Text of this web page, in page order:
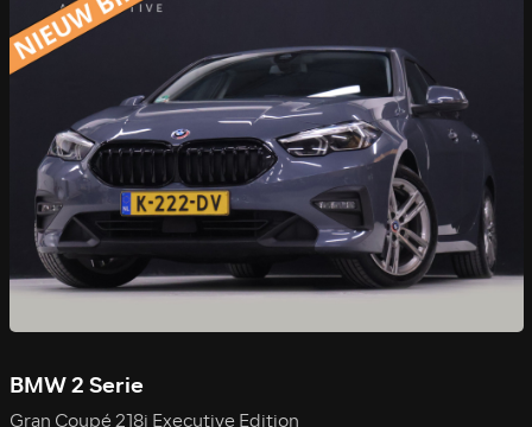
BMW 2 Serie
Gran Coupé 218i Executive Edition